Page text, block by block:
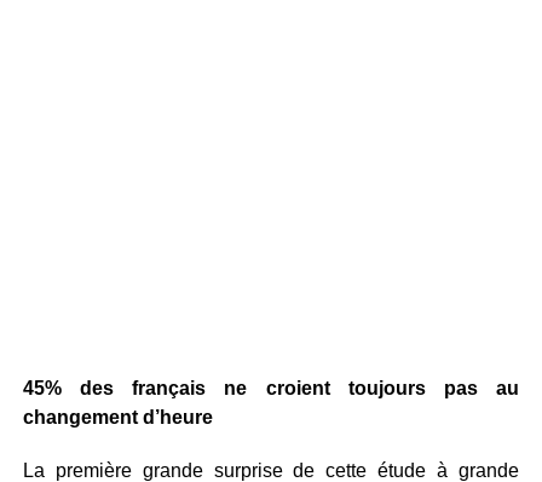
45% des français ne croient toujours pas au
changement d’heure
La première grande surprise de cette étude à grande